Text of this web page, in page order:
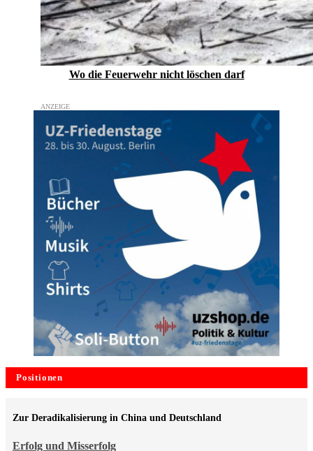
Wo die Feuerwehr nicht löschen darf
Positionen
Erfolg und Misserfolg
Zur Deradikalisierung in China und Deutschland